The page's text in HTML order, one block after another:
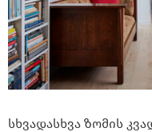
სხვადასხვა ზომის